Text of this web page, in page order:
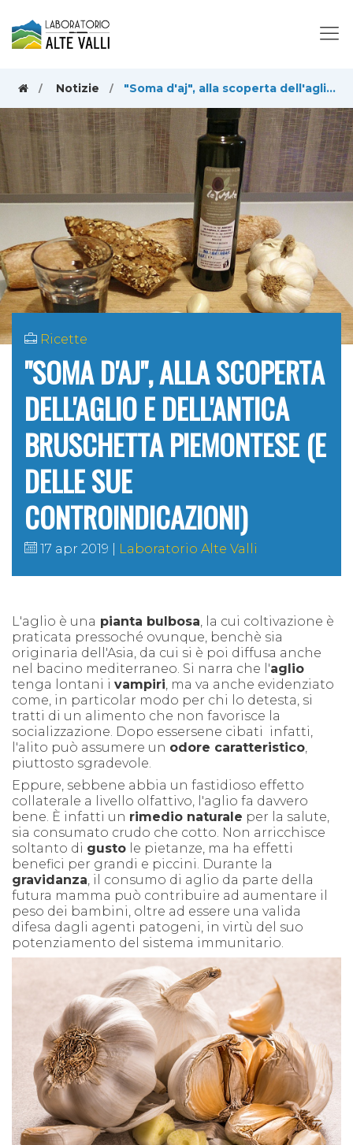
Notizie "Soma d'aj", alla scoperta dell'aglio e dell'antica bruschetta piemontese (e delle sue controindicazioni)
Ricette
"SOMA D'AJ", ALLA SCOPERTA
DELL'AGLIO E DELL'ANTICA
BRUSCHETTA PIEMONTESE (E
DELLE SUE
CONTROINDICAZIONI)
17 apr 2019 Laboratorio Alte Valli
L'aglio è una pianta bulbosa , la cui coltivazione è
praticata pressoché ovunque, benchè sia
originaria dell'Asia, da cui si è poi diffusa anche
nel bacino mediterraneo. Si narra che l'aglio
tenga lontani i vampiri , ma va anche evidenziato
come, in particolar modo per chi lo detesta, si
tratti di un alimento che non favorisce la
socializzazione. Dopo essersene cibati infatti,
l'alito può assumere un odore caratteristico
piuttosto sgradevole.
Eppure, sebbene abbia un fastidioso effetto
collaterale a livello olfattivo, l'aglio fa davvero
bene. È infatti un rimedio naturale per la salute,
sia consumato crudo che cotto. Non arricchisce
soltanto di gusto le pietanze, ma ha effetti
benefici per grandi e piccini. Durante la
gravidanza , il consumo di aglio da parte della
futura mamma può contribuire ad aumentare il
peso dei bambini, oltre ad essere una valida
difesa dagli agenti patogeni, in virtù del suo
potenziamento del sistema immunitario.